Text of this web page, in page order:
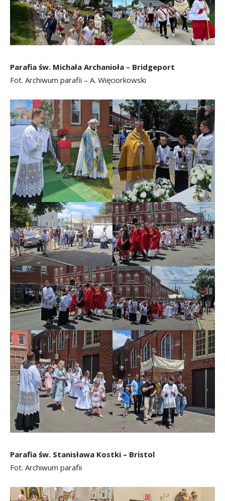
Parafia św. Michała Archanioła – Bridgeport
Fot. Archiwum parafii – A. Więciorkowski
Parafia św. Stanisława Kostki – Bristol
Fot. Archiwum parafii